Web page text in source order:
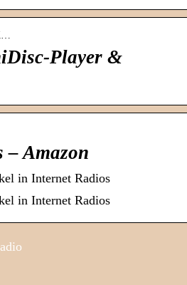
Player &
– Amazon
in Internet Radios
in Internet Radios